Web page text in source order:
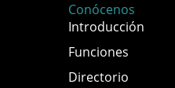
Conócenos
Introducción
Funciones
Directorio